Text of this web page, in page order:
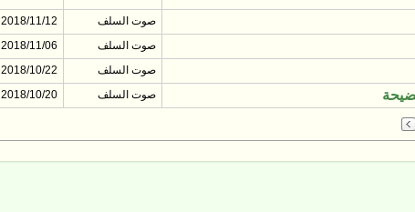
صوت السلف 2018/11/12
صوت السلف 2018/11/06
صوت السلف 2018/10/22
صوت السلف 2018/10/20